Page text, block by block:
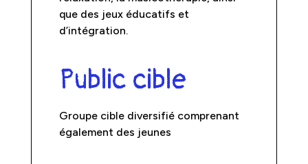
que des jeux éducatifs et
d’intégration.
Public cible
Groupe cible diversifié comprenant
également des jeunes